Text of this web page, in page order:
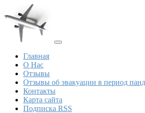
Главная
О Нас
Отзывы
Отзывы об эвакуации в период
Контакты
Карта сайта
Подписка RSS